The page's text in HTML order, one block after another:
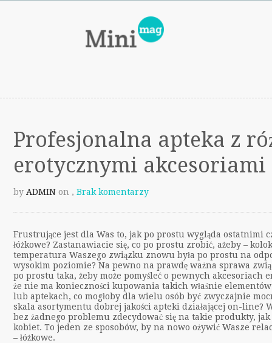
Profesjonalna apteka z
erotycznymi akcesoriami
by ADMIN on ,Brak komentarzy
Frustrujące jest dla Was to, jak po prostu wygląda ostatnimi
łóżkowe? Zastanawiacie się, co po prostu zrobić, ażeby –
temperatura Waszego związku znowu była po prostu na
wysokim poziomie? Na pewno na prawdę ważna sprawa
po prostu taka, żeby może pomyśleć o pewnych akcesoriach
że nie ma konieczności kupowania takich właśnie
lub aptekach, co mogłoby dla wielu osób być zwyczajnie
skala asortymentu dobrej jakości apteki działającej on-line?
bez żadnego problemu zdecydować się na takie produkty,
kobiet. To jeden ze sposobów, by na nowo ożywić Wasze
– łóżkowe.